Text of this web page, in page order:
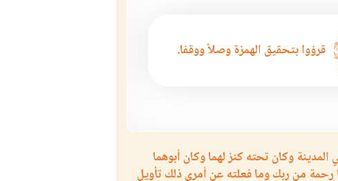
قرؤوا بتحقيق الهمزة وصلاً ووقفا.
وكان تحته كنز لهما وكان أبوهما
رحمة من ربك وما فعلته عن أمري ذلك تأويل